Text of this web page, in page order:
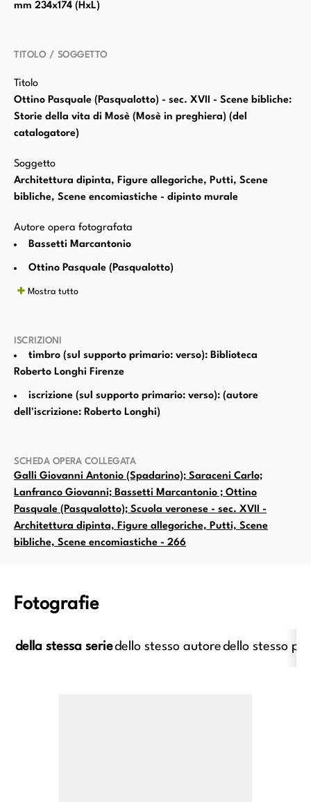
mm 234x174 (HxL)
TITOLO / SOGGETTO
Titolo
Ottino Pasquale (Pasqualotto) - sec. XVII - Scene bibliche:
Storie della vita di Mosè (Mosè in preghiera) (del
catalogatore)
Soggetto
Architettura dipinta, Figure allegoriche, Putti, Scene
bibliche, Scene encomiastiche - dipinto murale
Autore opera fotografata
Bassetti Marcantonio
Ottino Pasquale (Pasqualotto)
Mostra tutto
ISCRIZIONI
timbro (sul supporto primario: verso): Biblioteca
Roberto Longhi Firenze
iscrizione (sul supporto primario: verso): (autore
dell'iscrizione: Roberto Longhi)
SCHEDA OPERA COLLEGATA
Galli Giovanni Antonio (Spadarino); Saraceni Carlo;
Lanfranco Giovanni; Bassetti Marcantonio ; Ottino
Pasquale (Pasqualotto); Scuola veronese - sec. XVII -
Architettura dipinta, Figure allegoriche, Putti, Scene
bibliche, Scene encomiastiche - 266
Fotografie
della stessa seriedello stesso autoredello stesso